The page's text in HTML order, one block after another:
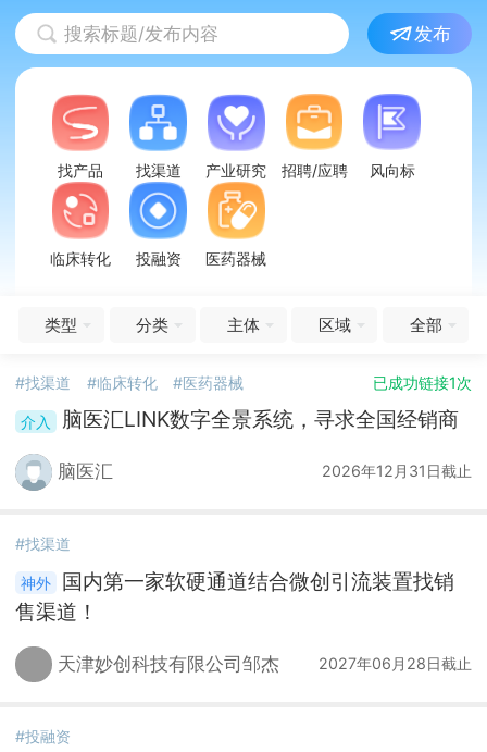
搜索标题/发布内容 发布
找产品 找渠道 产业研究 招聘/应聘 风向标
临床转化 投融资 医药器械
类型 分类 主体 区域 全部
#找渠道 #临床转化 #医药器械 已成功链接1次
脑医汇LINK数字全景系统，寻求全国经销商
脑医汇 2026年12月31日截止
#找渠道
国内第一家软硬通道结合微创引流装置找销
售渠道！
天津妙创科技有限公司邹杰 2027年06月28日截止
#投融资